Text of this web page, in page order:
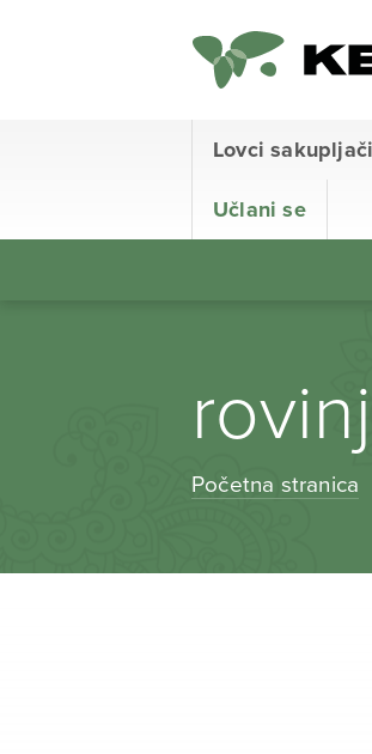
Lovci sakupljači
Učlani se
rovinj
Početna stranica